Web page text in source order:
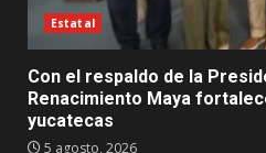
Estatal
Con el respaldo de la
Renacimiento Maya
yucatecas
5 agosto, 2026